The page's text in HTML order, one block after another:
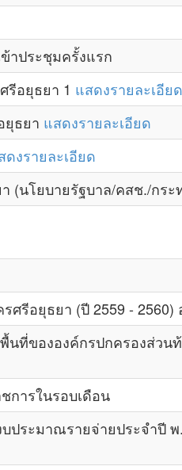
าประชุมครั้งแรก
อยุธยา 1 แสดงรายละเอียด
ธยา แสดงรายละเอียด
ดงรายละเอียด
นโยบายรัฐบาล/คสช./กระ
รีอยุธยา (ปี 2559 -
ขององค์กรปกครองส่วน
การในรอบเดือน
ประมาณรายจ่ายประจำปี พ